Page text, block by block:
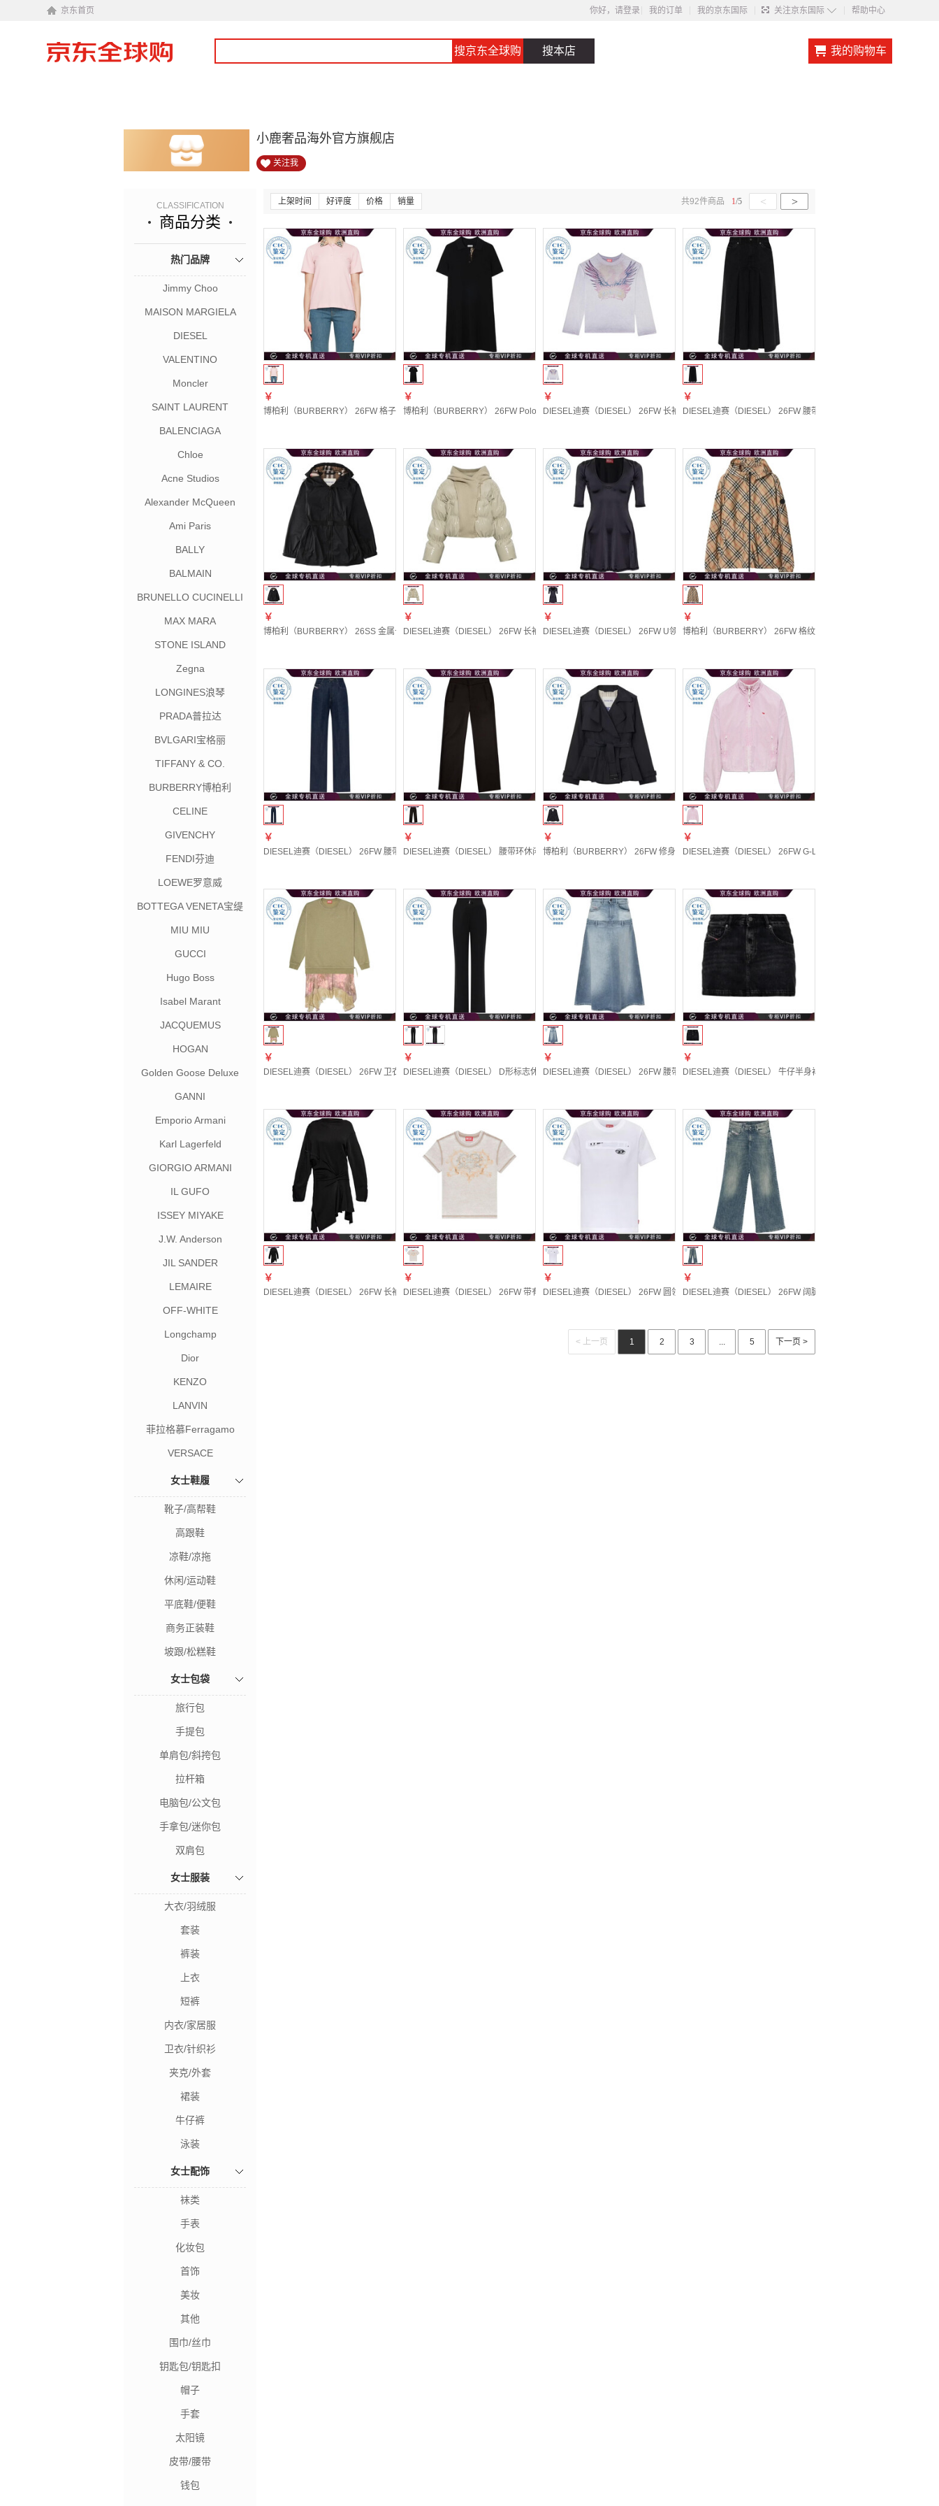
京东首页 你好，请登录 我的订单 我的京东国际 关注京东国际 ◇ 帮助中心
搜京东全球购 搜本店 我的购物车
小鹿奢品海外官方旗舰店
关注我
CLASSIFICATION
商品分类
热门品牌
Jimmy Choo
MAISON MARGIELA
DIESEL
VALENTINO
Moncler
SAINT LAURENT
BALENCIAGA
Chloe
Acne Studios
Alexander McQueen
Ami Paris
BALLY
BALMAIN
BRUNELLO CUCINELLI
MAX MARA
STONE ISLAND
Zegna
LONGINES浪琴
PRADA普拉达
BVLGARI宝格丽
TIFFANY & CO.
BURBERRY博柏利
CELINE
GIVENCHY
FENDI芬迪
LOEWE罗意威
BOTTEGA VENETA宝缇
MIU MIU
GUCCI
Hugo Boss
Isabel Marant
JACQUEMUS
HOGAN
Golden Goose Deluxe
GANNI
Emporio Armani
Karl Lagerfeld
GIORGIO ARMANI
IL GUFO
ISSEY MIYAKE
J.W. Anderson
JIL SANDER
LEMAIRE
OFF-WHITE
Longchamp
Dior
KENZO
LANVIN
菲拉格慕Ferragamo
VERSACE
女士鞋履
靴子/高帮鞋
高跟鞋
凉鞋/凉拖
休闲/运动鞋
平底鞋/便鞋
商务正装鞋
坡跟/松糕鞋
女士包袋
旅行包
手提包
单肩包/斜挎包
拉杆箱
电脑包/公文包
手拿包/迷你包
双肩包
女士服装
大衣/羽绒服
套装
裤装
上衣
短裤
内衣/家居服
卫衣/针织衫
夹克/外套
裙装
牛仔裤
泳装
女士配饰
袜类
手表
化妆包
首饰
美妆
其他
围巾/丝巾
钥匙包/钥匙扣
帽子
手套
太阳镜
皮带/腰带
钱包
上架时间 好评度 价格 销量 1/5 < >
共92件商品
￥
博柏利（BURBERRY） 26FW 格子领 Polo 衫 女士 图色81303341 20 | XXS
￥
博柏利（BURBERRY） 26FW Polo 衫连衣裙 女士 图色81299681 20 | XXS
￥
DIESEL迪赛（DIESEL） 26FW 长袖T恤 女士 图色A240850IFBC 20 | XXS
￥
DIESEL迪赛（DIESEL） 26FW 腰带环九分牛仔裤 女士 图色
￥
博柏利（BURBERRY） 26SS 金属卡扣连帽夹克 女士 图色81114431 20 | UK-10
￥
DIESEL迪赛（DIESEL） 26FW 长袖休闲夹克 女士 图色A221620EFAB 20 | 44
￥
DIESEL迪赛（DIESEL） 26FW U领连衣裙 女士 图色A234090PKAT 20 | XL
￥
博柏利（BURBERRY） 26FW 格纹夹克 女士 图色81312481 20 | L
￥
DIESEL迪赛（DIESEL） 26FW 腰带环牛仔裤 女士 图色A1986909Q09 20 | 25
￥
DIESEL迪赛（DIESEL） 腰带环休闲裤 女士 图色A228290PHAL 20 | 44
￥
博柏利（BURBERRY） 26FW 修身喇叭形夹克 女士 图色81300171 20 | UK-4
￥
DIESEL迪赛（DIESEL） 26FW G-Leamer 拉链夹克 女士 图色
￥
DIESEL迪赛（DIESEL） 26FW 卫衣拼接连衣裙 女士 图色A222400SJBS 20 | XXS
￥
DIESEL迪赛（DIESEL） D形标志休闲裤 女士 图色A201000PHAL 20 | 44
￥
DIESEL迪赛（DIESEL） 26FW 腰带环牛仔半身裙 女士 图色A23031007EE 20 | 24
￥
DIESEL迪赛（DIESEL） 牛仔半身裙 女士 图色A0493509P09 20 |
￥
DIESEL迪赛（DIESEL） 26FW 长袖连衣裙 女士 图色A222420WEBI 20 | XXS
￥
DIESEL迪赛（DIESEL） 26FW 带有水钻和烧花效果的T恤 女士 图色A232400PLBQ 20 | S
￥
DIESEL迪赛（DIESEL） 26FW 圆领T恤 女士 图色A228830QIAM 20 | XXS
￥
DIESEL迪赛（DIESEL） 26FW 阔腿牛仔裤 女士 图色
< 上一页 1 2 3 ... 5 下一页 >